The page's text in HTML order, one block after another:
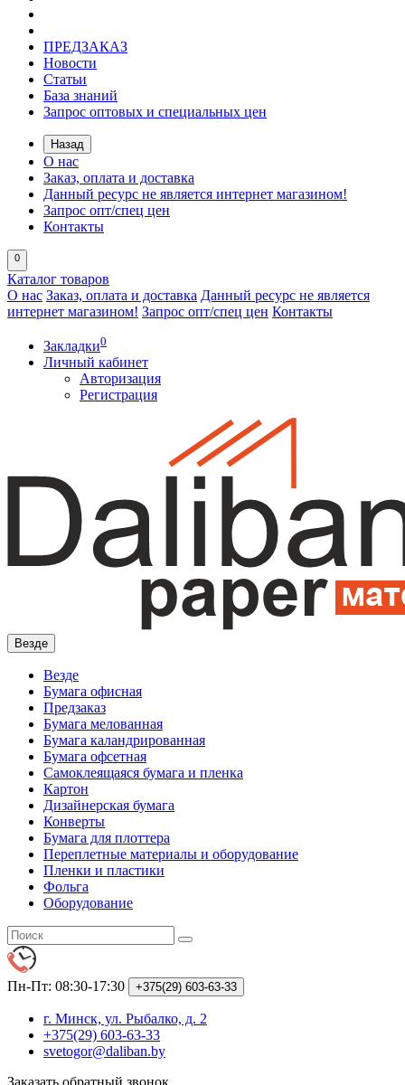
ПРЕДЗАКАЗ
Новости
Статьи
База знаний
Запрос оптовых и специальных цен
Назад
О нас
Заказ, оплата и доставка
Данный ресурс не является интернет магазином!
Запрос опт/спец цен
Контакты
0
Каталог товаров
О нас Заказ, оплата и доставка Данный ресурс не является
интернет магазином! Запрос опт/спец цен Контакты
Закладки0
Личный кабинет
Авторизация
Регистрация
Везде
Везде
Бумага офисная
Предзаказ
Бумага мелованная
Бумага каландрированная
Бумага офсетная
Самоклеящаяся бумага и пленка
Картон
Дизайнерская бумага
Конверты
Бумага для плоттера
Переплетные материалы и оборудование
Пленки и пластики
Фольга
Оборудование
Пн-Пт: 08:30-17:30 +375(29) 603-63-33
г. Минск, ул. Рыбалко, д. 2
+375(29) 603-63-33
svetogor@daliban.by